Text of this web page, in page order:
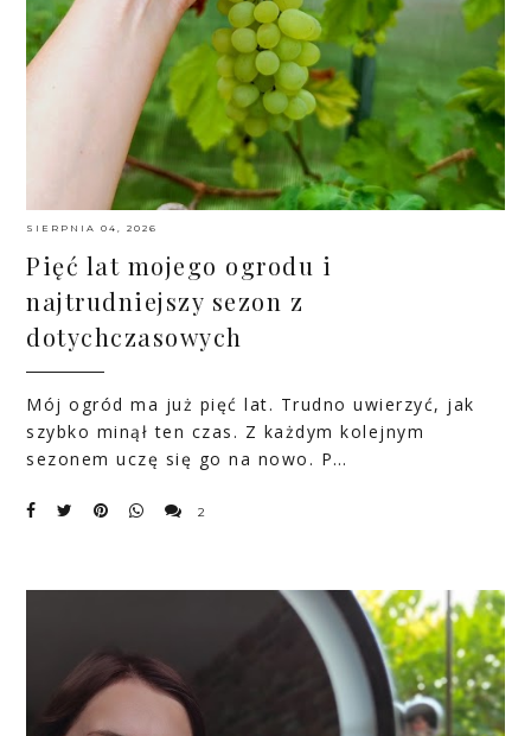
SIERPNIA 04, 2026
Pięć lat mojego ogrodu i
najtrudniejszy sezon z
dotychczasowych
Mój ogród ma już pięć lat. Trudno uwierzyć, jak
szybko minął ten czas. Z każdym kolejnym
sezonem uczę się go na nowo. P…
2